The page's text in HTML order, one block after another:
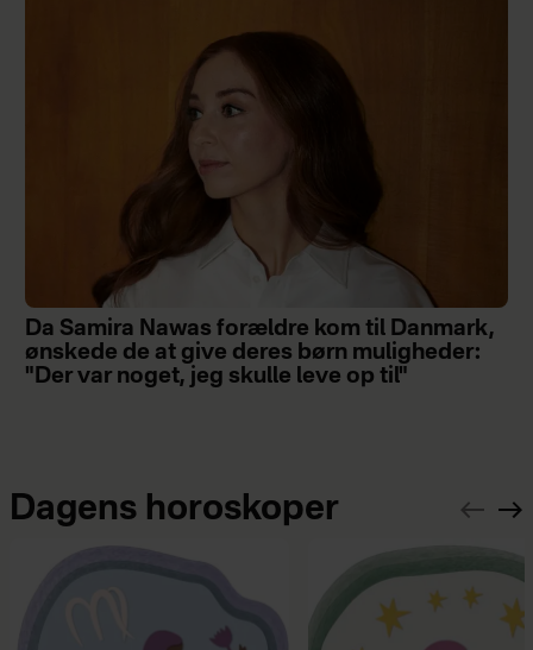
Da Samira Nawas forældre kom til Danmark,
ønskede de at give deres børn muligheder:
"Der var noget, jeg skulle leve op til"
Dagens horoskoper